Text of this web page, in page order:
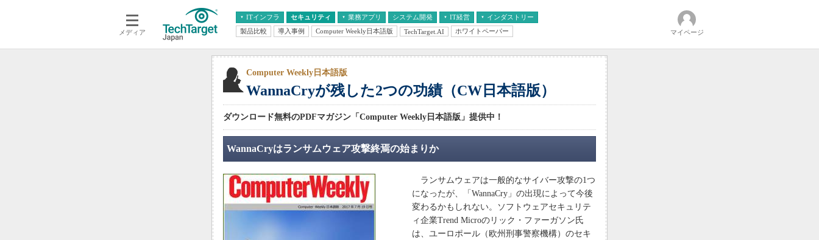
メディア
ITインフラ
クラウド
セキュリティ 業務アプリ
エンタープライズAI
ERP
データ分析
情報系システム
システム開発 IT経営
経営とIT
インダストリー
医療IT
製品比較 導入事例 Computer Weekly日本語版 TechTarget.AI ホワイトペーパー マイページ
WannaCryが残した2つの功績（CW日本語版）
Computer Weekly日本語版
ダウンロード無料のPDFマガジン「Computer Weekly日本語版」提供中！
WannaCryはランサムウェア攻撃終焉の始まりか
ランサムウェアは一般的なサイバー攻撃の1つ
になったが、「WannaCry」の出現によって今後
変わるかもしれない。ソフトウェアセキュリテ
ィ企業Trend Microのリック・ファーガソン氏
は、ユーロポール（欧州刑事警察機構）のセキ